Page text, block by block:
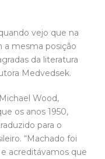
vejo que na
a mesma posição
da literatura
Medvedsek.
Wood,
os anos 1950,
para o
“Machado foi
e acreditávamos que